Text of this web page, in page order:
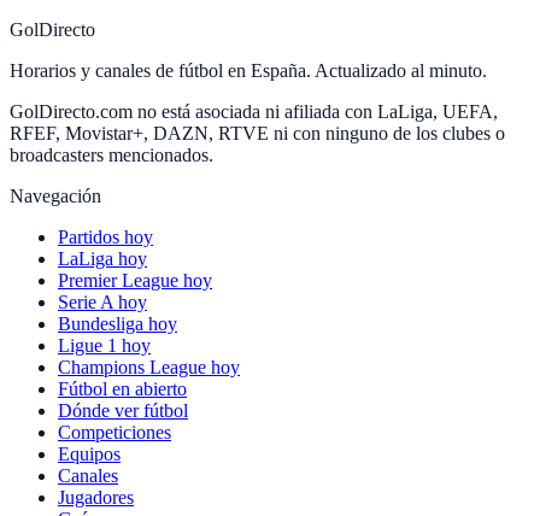
GolDirecto
Horarios y canales de fútbol en España. Actualizado al minuto.
GolDirecto.com no está asociada ni afiliada con LaLiga, UEFA,
RFEF, Movistar+, DAZN, RTVE ni con ninguno de los clubes o
broadcasters mencionados.
Navegación
Partidos hoy
LaLiga hoy
Premier League hoy
Serie A hoy
Bundesliga hoy
Ligue 1 hoy
Champions League hoy
Fútbol en abierto
Dónde ver fútbol
Competiciones
Equipos
Canales
Jugadores